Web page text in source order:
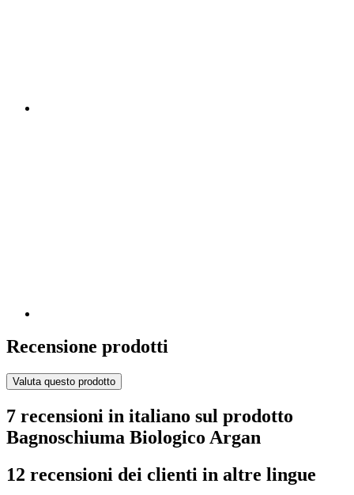
Recensione prodotti
Valuta questo prodotto
7 recensioni in italiano sul prodotto
Bagnoschiuma Biologico Argan
12 recensioni dei clienti in altre lingue